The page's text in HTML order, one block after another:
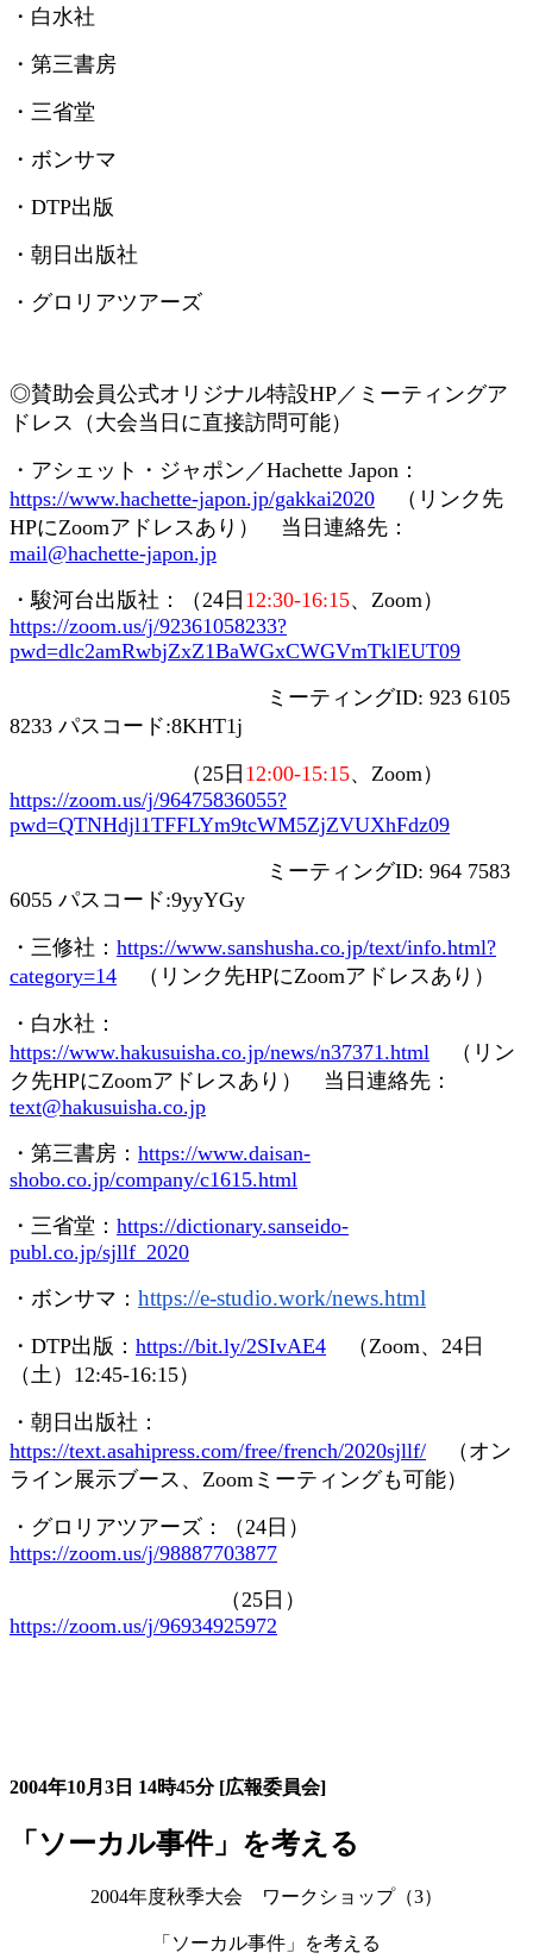
・白水社
・第三書房
・三省堂
・ボンサマ
・ DTP出版
・朝日出版社
・グロリアツアーズ
◎賛助会員公式オリジナル特設HP／ミーティングア
ドレス（大会当日に直接訪問可能）
・アシェット・ジャポン／Hachette Japon ：
https://www.hachette-japon.jp/gakkai2020 （リンク先
HPにZoomアドレスあり） 当日連絡先：
mail@hachette-japon.jp
・駿河台出版社：（24 日 12:30-16:15、 Zoom）
https://zoom.us/j/92361058233?
pwd=dlc2amRwbjZxZ1BaWGxCWGVmTklEUT09
ミーティングID: 923 6105
8233 パスコード:8KHT1j
（25 日 12:00-15:15、 Zoom）
https://zoom.us/j/96475836055?
pwd=QTNHdjl1TFFLYm9tcWM5ZjZVUXhFdz09
ミーティングID: 964 7583
6055 パスコード:9yyYGy
・三修社： https://www.sanshusha.co.jp/text/info.html?
category=14 （リンク先HPにZoomアドレスあり）
・白水社：
https://www.hakusuisha.co.jp/news/n37371.html （リン
ク先HPにZoomアドレスあり） 当日連絡先：
text@hakusuisha.co.jp
・第三書房： https://www.daisan-
shobo.co.jp/company/c1615.html
・三省堂： https://dictionary.sanseido-
publ.co.jp/sjllf_2020
・ボンサマ： https://e-studio.work/news.html
・ DTP出版： https://bit.ly/2SIvAE4 （Zoom、 24 日
（土） 12:45-16:15）
・朝日出版社：
https://text.asahipress.com/free/french/2020sjllf/ （オン
ライン展示ブース、 Zoom ミーティングも可能）
・グロリアツアーズ：（24 日）
https://zoom.us/j/98887703877
（25 日）
https://zoom.us/j/96934925972
2004年10月3日 14時45分 [広報委員会]
「ソーカル事件」を考える
2004年度秋季大会 ワークショップ（3）
「ソーカル事件」を考える